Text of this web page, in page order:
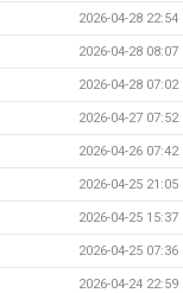
2026-04-28 22:54
2026-04-28 08:07
2026-04-28 07:02
2026-04-27 07:52
2026-04-26 07:42
2026-04-25 21:05
2026-04-25 15:37
2026-04-25 07:36
2026-04-24 22:59